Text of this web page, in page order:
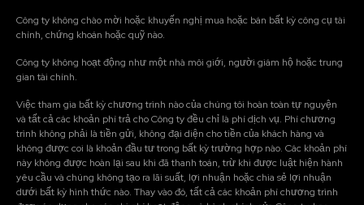
Công ty không chào mời hoặc khuyến nghị mua hoặc bán bất kỳ công cụ tài
chính, chứng khoán hoặc quỹ nào.
Công ty không hoạt động như một nhà môi giới, người giám hộ hoặc trung
gian tài chính.
Việc tham gia bất kỳ chương trình nào của chúng tôi hoàn toàn tự nguyện
và tất cả các khoản phí trả cho Công ty đều chỉ là phí dịch vụ. Phí chương
trình không phải là tiền gửi, không đại diện cho tiền của khách hàng và
không được coi là khoản đầu tư trong bất kỳ trường hợp nào. Các khoản phí
này không được hoàn lại sau khi đã thanh toán, trừ khi được luật hiện hành
yêu cầu và chúng không tạo ra lãi suất, lợi nhuận hoặc chia sẻ lợi nhuận
dưới bất kỳ hình thức nào. Thay vào đó, tất cả các khoản phí chương trình